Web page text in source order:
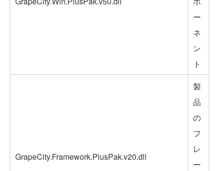
ー
ネ
ン
ト
GrapeCity.Framework.PlusPak.v20.dll
製
品
の
フ
レ
ー